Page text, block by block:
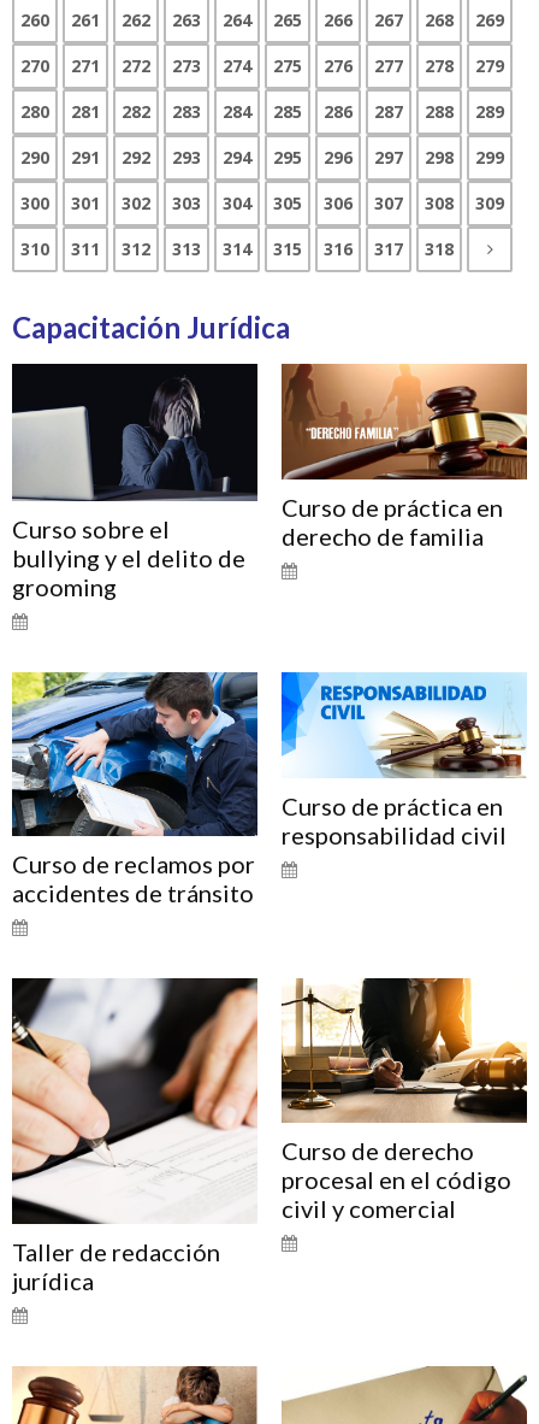
260 261 262 263 264 265 266 267 268
269
270
271 272 273 274 275 276 277 278
279
280
281 282 283 284 285 286 287 288
289
290
291 292 293 294 295 296 297 298
299
300
301 302 303 304 305 306 307 308
309
310
311 312 313 314 315 316 317 318
Capacitación Jurídica
Curso sobre el
bullying y el delito de
grooming
Curso de práctica en
derecho de familia
Curso de reclamos por
accidentes de tránsito
Curso de práctica en
responsabilidad civil
Taller de redacción
jurídica
Curso de derecho
procesal en el código
civil y comercial